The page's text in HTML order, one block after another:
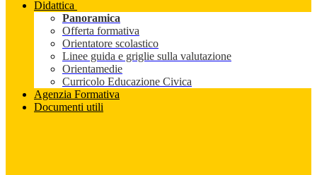
Didattica
Panoramica
Offerta formativa
Orientatore scolastico
Linee guida e griglie sulla valutazione
Orientamedie
Curricolo Educazione Civica
Agenzia Formativa
Documenti utili